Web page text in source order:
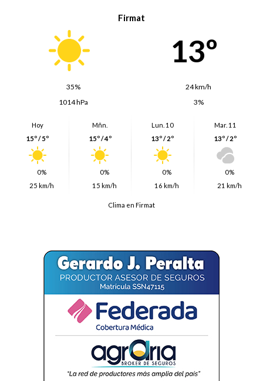
Firmat
13º
35%
24 km/h
1014 hPa
3%
Hoy
15º / 5º
0%
25 km/h
Mñn.
15º / 4º
0%
15 km/h
Lun. 10
13º / 2º
0%
16 km/h
Mar. 11
13º / 2º
0%
21 km/h
Clima en Firmat